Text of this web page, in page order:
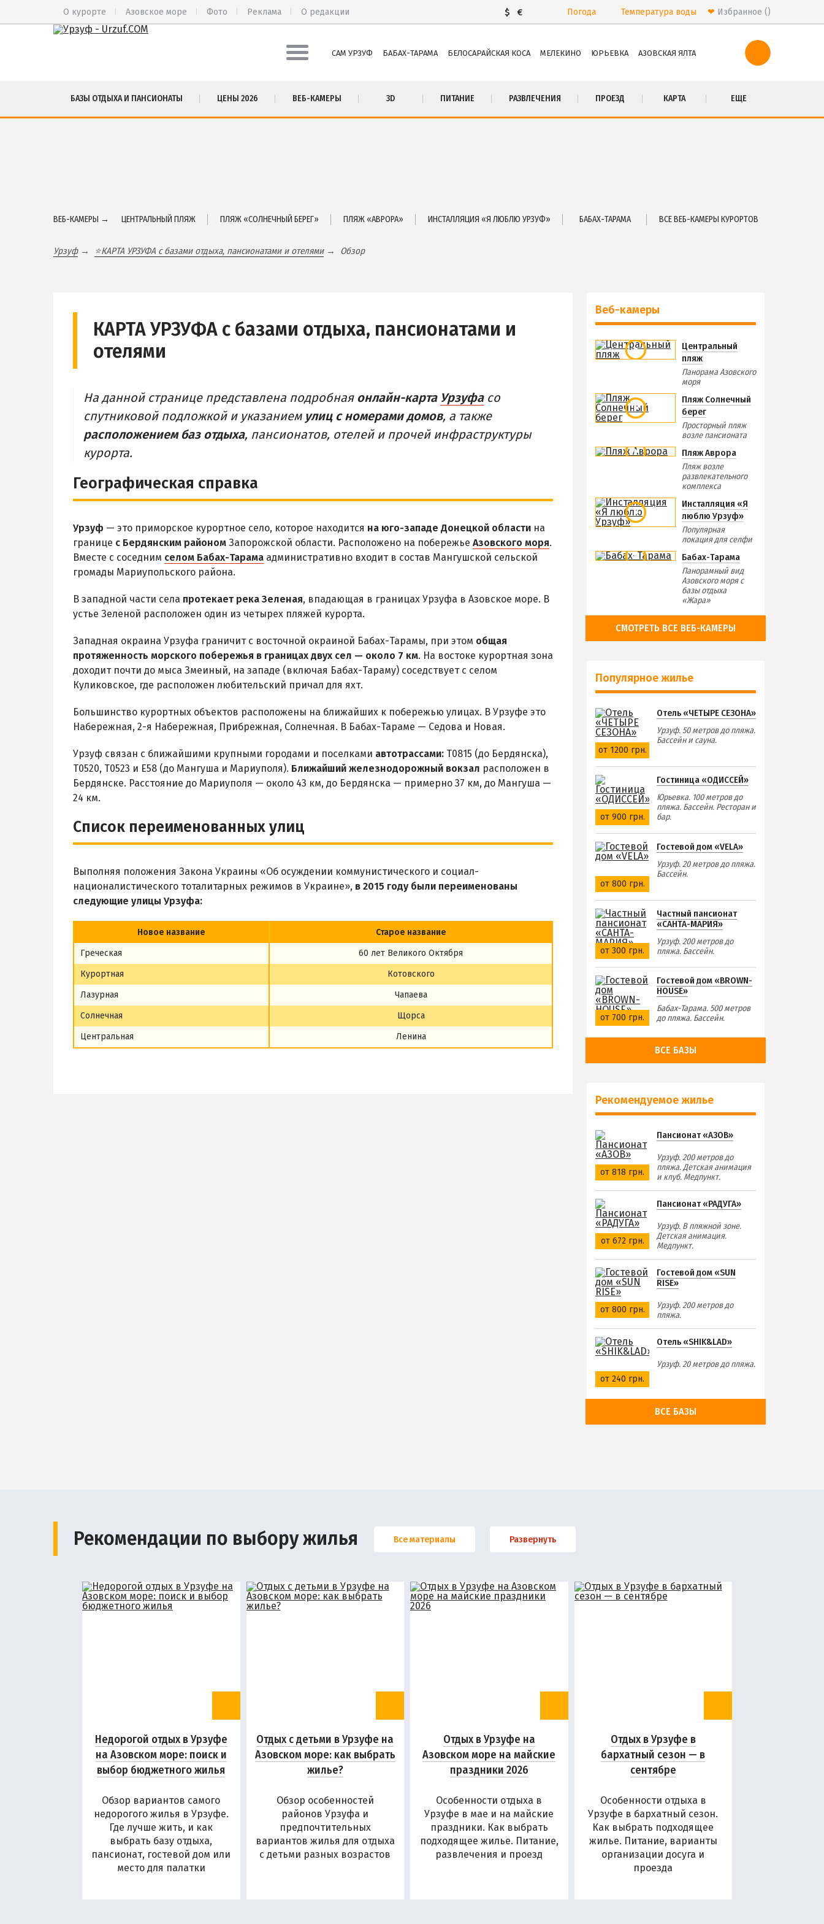
Погода Температура воды ❤ Избранное
$ €
О курорте Азовское море Фото Реклама О редакции
Отдых в бархатный сезон
САМ УРЗУФ БАБАХ-ТАРАМА БЕЛОСАРАЙСКАЯ КОСА МЕЛЕКИНО ЮРЬЕВКА АЗОВСКАЯ ЯЛТА
БАЗЫ ОТДЫХА И ПАНСИОНАТЫ ЦЕНЫ 2026 ВЕБ-КАМЕРЫ 3D ПИТАНИЕ РАЗВЛЕЧЕНИЯ ПРОЕЗД КАРТА ЕЩЕ
ВЕБ-КАМЕРЫ → ЦЕНТРАЛЬНЫЙ ПЛЯЖ ПЛЯЖ «СОЛНЕЧНЫЙ БЕРЕГ» ПЛЯЖ «АВРОРА» ИНСТАЛЛЯЦИЯ «Я ЛЮБЛЮ УРЗУФ» БАБАХ-ТАРАМА ВСЕ ВЕБ-КАМЕРЫ КУРОРТОВ
Урзуф ⭐КАРТА УРЗУФА с базами отдыха, пансионатами и отелями Обзор
КАРТА УРЗУФА с базами отдыха, пансионатами и
отелями
На данной странице представлена подробная онлайн-карта Урзуфасо
спутниковой подложкой и указанием улиц с номерами домов, а также
расположением баз отдыха, пансионатов, отелей и прочей инфраструктуры
курорта.
Географическая справка
Урзуф — это приморское курортное село, которое находится на юго-западе Донецкой области на
границе с Бердянским районом Запорожской области. Расположено на побережье Азовского моря.
Вместе с соседним селом Бабах-Тарама административно входит в состав Мангушской сельской
громады Мариупольского района.
В западной части села протекает река Зеленая, впадающая в границах Урзуфа в Азовское море. В
устье Зеленой расположен один из четырех пляжей курорта.
Западная окраина Урзуфа граничит с восточной окраиной Бабах-Тарамы, при этом общая
протяженность морского побережья в границах двух сел — около 7 км. На востоке курортная зона
доходит почти до мыса Змеиный, на западе (включая Бабах-Тараму) соседствует с селом
Куликовское, где расположен любительский причал для яхт.
Большинство курортных объектов расположены на ближайших к побережью улицах. В Урзуфе это
Набережная, 2-я Набережная, Прибрежная, Солнечная. В Бабах-Тараме — Седова и Новая.
Урзуф связан с ближайшими крупными городами и поселками автотрассами: Т0815 (до Бердянска),
Т0520, Т0523 и Е58 (до Мангуша и Мариуполя). Ближайший железнодорожный вокзал расположен в
Бердянске. Расстояние до Мариуполя — около 43 км, до Бердянска — примерно 37 км, до Мангуша —
24 км.
Список переименованных улиц
Выполняя положения Закона Украины «Об осуждении коммунистического и социал-
националистического тоталитарных режимов в Украине», в 2015 году были переименованы
следующие улицы Урзуфа:
Новое название
Старое название
Греческая
60 лет Великого Октября
Курортная
Котовского
Лазурная
Чапаева
Солнечная
Щорса
Центральная
Ленина
Веб-камеры
Центральный
пляж
Панорама Азовского
моря
Пляж Солнечный
берег
Просторный пляж
возле пансионата
Пляж Аврора
Пляж возле
развлекательного
комплекса
Инсталляция «Я
люблю Урзуф»
Популярная
локация для селфи
Бабах-Тарама
Панорамный вид
Азовского моря с
базы отдыха
«Жара»
СМОТРЕТЬ ВСЕ ВЕБ-КАМЕРЫ
Популярное жилье
от 1200 грн.
Отель «ЧЕТЫРЕ СЕЗОНА»
Урзуф. 50 метров до пляжа.
Бассейн и сауна.
от 900 грн.
Гостиница «ОДИССЕЙ»
Юрьевка. 100 метров до
пляжа. Бассейн. Ресторан и
бар.
от 800 грн.
Гостевой дом «VELA»
Урзуф. 20 метров до пляжа.
Бассейн.
от 300 грн.
Частный пансионат
«САНТА-МАРИЯ»
Урзуф. 200 метров до
пляжа. Бассейн.
от 700 грн.
Гостевой дом «BROWN-
HOUSE»
Бабах-Тарама. 500 метров
до пляжа. Бассейн.
ВСЕ БАЗЫ
Рекомендуемое жилье
от 818 грн.
Пансионат «АЗОВ»
Урзуф. 200 метров до
пляжа. Детская анимация
и клуб. Медпункт.
от 672 грн.
Пансионат «РАДУГА»
Урзуф. В пляжной зоне.
Детская анимация.
Медпункт.
от 800 грн.
Гостевой дом «SUN
RISE»
Урзуф. 200 метров до
пляжа.
от 240 грн.
Отель «SHIK&LAD»
Урзуф. 20 метров до пляжа.
ВСЕ БАЗЫ
Рекомендации по выбору жилья Все материалы Развернуть
Недорогой отдых в Урзуфе
на Азовском море: поиск и
выбор бюджетного жилья
Обзор вариантов самого
недорогого жилья в Урзуфе.
Где лучше жить, и как
выбрать базу отдыха,
пансионат, гостевой дом или
место для палатки
Отдых с детьми в Урзуфе на
Азовском море: как выбрать
жилье?
Обзор особенностей
районов Урзуфа и
предпочтительных
вариантов жилья для отдыха
с детьми разных возрастов
Отдых в Урзуфе на
Азовском море на майские
праздники 2026
Особенности отдыха в
Урзуфе в мае и на майские
праздники. Как выбрать
подходящее жилье. Питание,
развлечения и проезд
Отдых в Урзуфе в
бархатный сезон — в
сентябре
Особенности отдыха в
Урзуфе в бархатный сезон.
Как выбрать подходящее
жилье. Питание, варианты
организации досуга и
проезда